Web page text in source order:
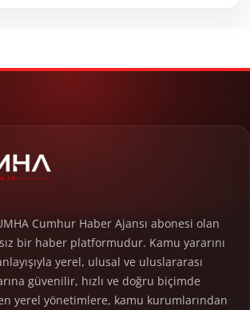
Cumhur Haber Ajansı abonesi olan
bir haber platformudur. Kamu yararını
yerel, ulusal ve uluslararası
güvenilir, hızlı ve doğru biçimde
yerel yönetimlere, kamu kurumlarından